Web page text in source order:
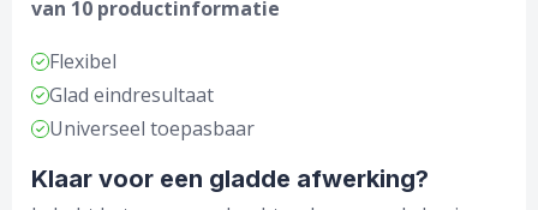
van 10 productinformatie
Flexibel
Glad eindresultaat
Universeel toepasbaar
Klaar voor een gladde afwerking?